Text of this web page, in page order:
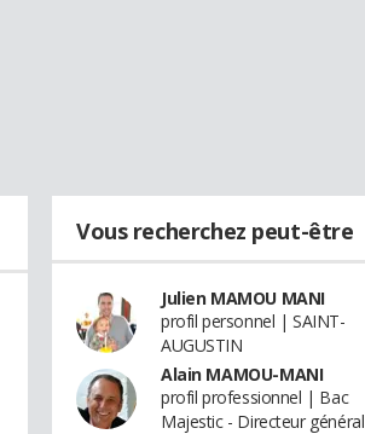
Vous recherchez peut-être
Julien MAMOU MANI
profil personnel | SAINT-
AUGUSTIN
Alain MAMOU-MANI
profil professionnel | Bac
Majestic - Directeur général